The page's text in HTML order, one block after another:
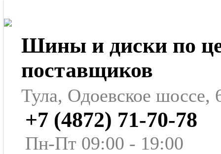
Шины и диски по
поставщиков
Тула, Одоевское шоссе,
+7 (4872) 71-70-78
Пн-Пт 09:00 - 19:00